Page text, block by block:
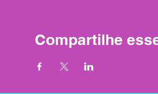
Compartilhe